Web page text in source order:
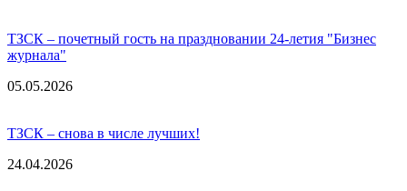
ТЗСК – почетный гость на праздновании 24-летия "Бизнес
журнала"
05.05.2026
ТЗСК – снова в числе лучших!
24.04.2026